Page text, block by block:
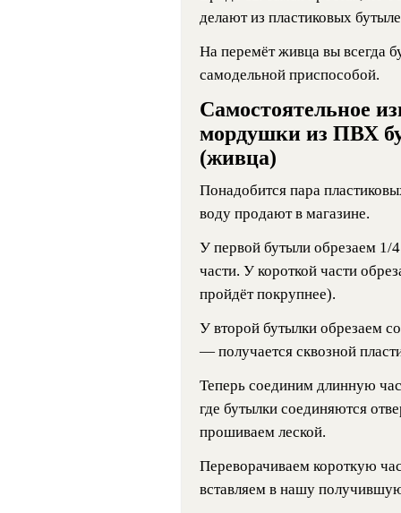
делают из пластиковых
На перемёт живца вы всегда
самодельной приспособой.
Самостоятельное
мордушки из ПВХ
(живца)
Понадобится пара
воду продают в магазине.
У первой бутыли обрезаем 1/
части. У короткой части
пройдёт покрупнее).
У второй бутылки обрезаем
— получается сквозной
Теперь соединим длинную
где бутылки соединяются
прошиваем леской.
Переворачиваем короткую
вставляем в нашу